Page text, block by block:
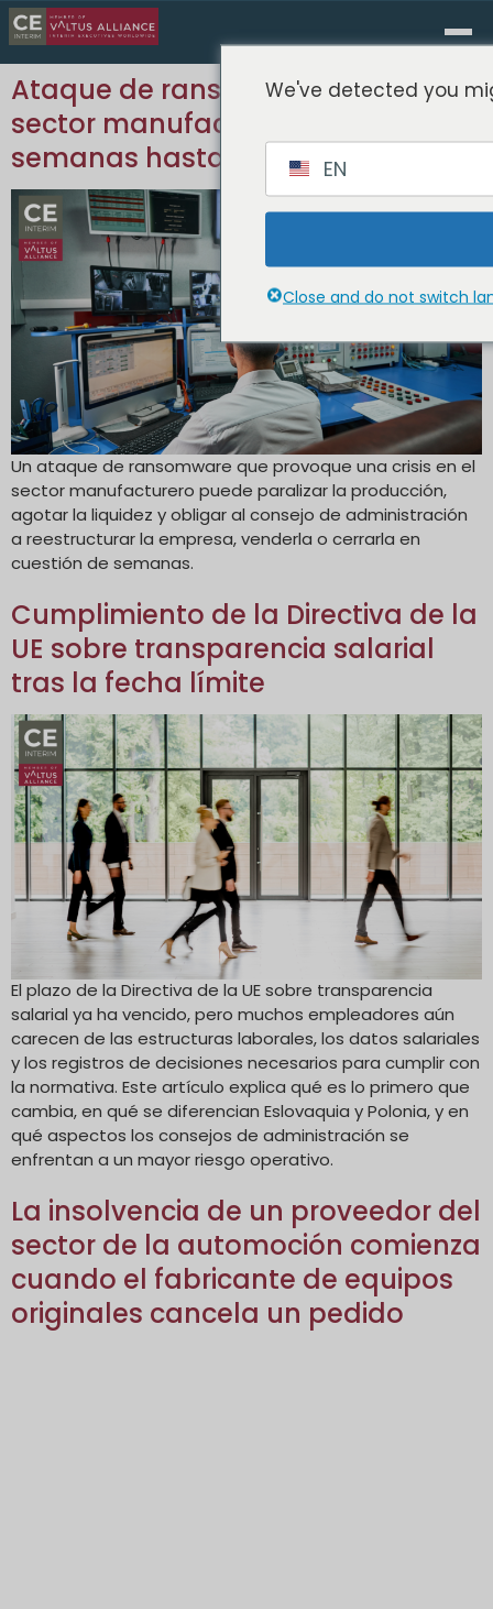
Ataque de ransomware en el
sector manufacturero: seis
semanas hasta la insolvencia
Un ataque de ransomware que provoque una crisis en el
sector manufacturero puede paralizar la producción,
agotar la liquidez y obligar al consejo de administración
a reestructurar la empresa, venderla o cerrarla en
cuestión de semanas.
Cumplimiento de la Directiva de la
UE sobre transparencia salarial
tras la fecha límite
El plazo de la Directiva de la UE sobre transparencia
salarial ya ha vencido, pero muchos empleadores aún
carecen de las estructuras laborales, los datos salariales
y los registros de decisiones necesarios para cumplir con
la normativa. Este artículo explica qué es lo primero que
cambia, en qué se diferencian Eslovaquia y Polonia, y en
qué aspectos los consejos de administración se
enfrentan a un mayor riesgo operativo.
La insolvencia de un proveedor del
sector de la automoción comienza
cuando el fabricante de equipos
originales cancela un pedido
We've detected you
EN
Close and do not switch